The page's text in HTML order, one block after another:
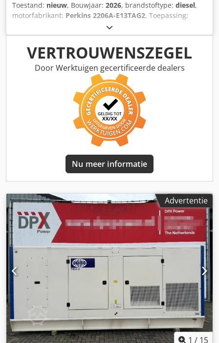
Toestand: nieuw, Bouwjaar: 2026, brandstoftype: diesel,
motorfabrikant: Perkins 2206A-E13TAG2, Toepassing:
Bouw Leeggewicht: 4.575 kg Generatorvermogen: 400 kVA
Afmetingen laadruimte: 493 x 166 x 215 cm CE-markering:
ja Djdjyz Sk Rspfx Acaskr Watertankinhoud: 888 l
Productieland: CN Neem contact op met Team DPX voor
meer informatie. = Extra opties en toebehoren = - Accu -
Bedieningstableau - Stalen dak - Tankwagen
VERTROUWENSZEGEL
Door Werktuigen gecertificeerde dealers
Nu meer informatie
Advertentie
1 / 15